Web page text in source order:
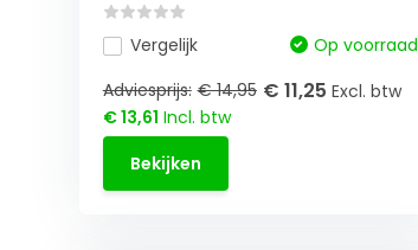
Vergelijk
Op voorraad
Adviesprijs: € 14,95 € 11,25 Excl. btw
€ 13,61 Incl. btw
Bekijken